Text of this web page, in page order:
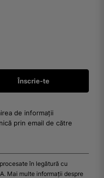
de informații
prin email de către
în legătură cu
Mai multe informații despre